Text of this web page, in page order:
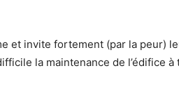
invite fortement (par la peur)
la maintenance de l’édifice